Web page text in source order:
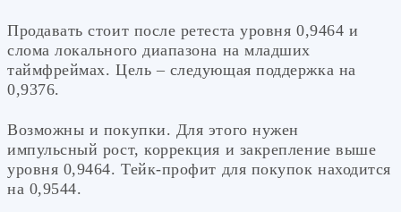
Продавать стоит после ретеста уровня 0,9464 и
слома локального диапазона на младших
таймфреймах. Цель – следующая поддержка на
0,9376.
Возможны и покупки. Для этого нужен
импульсный рост, коррекция и закрепление выше
уровня 0,9464. Тейк-профит для покупок находится
на 0,9544.